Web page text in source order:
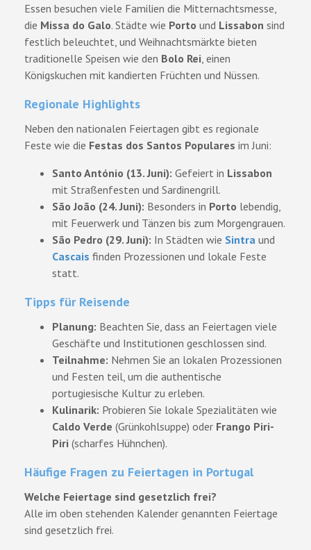
Essen besuchen viele Familien die Mitternachtsmesse,
die Missa do Galo. Städte wie Porto und Lissabon sind
festlich beleuchtet, und Weihnachtsmärkte bieten
traditionelle Speisen wie den Bolo Rei, einen
Königskuchen mit kandierten Früchten und Nüssen.
Regionale Highlights
Neben den nationalen Feiertagen gibt es regionale
Feste wie die Festas dos Santos Populares im Juni:
Santo António (13. Juni): Gefeiert in Lissabon
mit Straßenfesten und Sardinengrill.
São João (24. Juni): Besonders in Porto lebendig,
mit Feuerwerk und Tänzen bis zum Morgengrauen.
São Pedro (29. Juni): In Städten wie Sintra und
Cascais finden Prozessionen und lokale Feste
statt.
Tipps für Reisende
Planung: Beachten Sie, dass an Feiertagen viele
Geschäfte und Institutionen geschlossen sind.
Teilnahme: Nehmen Sie an lokalen Prozessionen
und Festen teil, um die authentische
portugiesische Kultur zu erleben.
Kulinarik: Probieren Sie lokale Spezialitäten wie
Caldo Verde (Grünkohlsuppe) oder Frango Piri-
Piri (scharfes Hühnchen).
Häufige Fragen zu Feiertagen in Portugal
Welche Feiertage sind gesetzlich frei?
Alle im oben stehenden Kalender genannten Feiertage
sind gesetzlich frei.